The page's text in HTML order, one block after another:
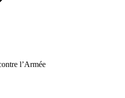
l’Armée